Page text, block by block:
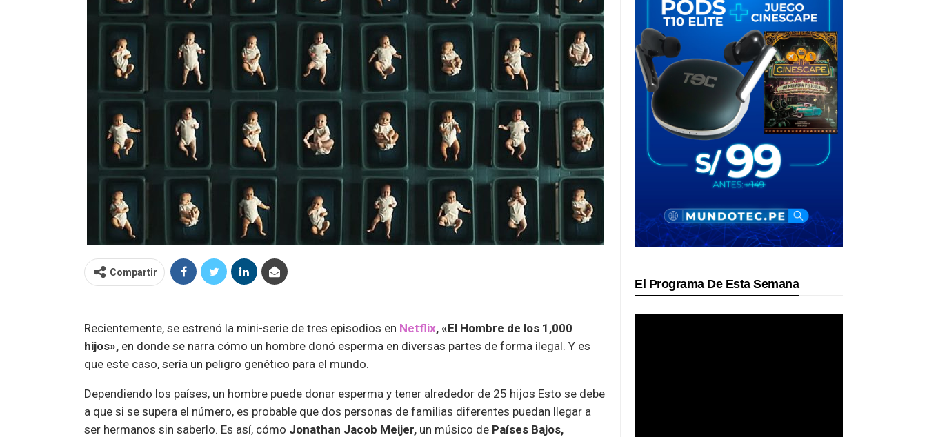
Compartir
Recientemente, se estrenó la mini-serie de tres episodios en Netflix, «El Hombre de los 1,000
hijos», en donde se narra cómo un hombre donó esperma en diversas partes de forma ilegal. Y es
que este caso, sería un peligro genético para el mundo.
Dependiendo los países, un hombre puede donar esperma y tener alrededor de 25 hijos Esto se debe
a que si se supera el número, es probable que dos personas de familias diferentes puedan llegar a
ser hermanos sin saberlo. Es así, cómo Jonathan Jacob Meijer, un músico de Países Bajos,
El Programa De Esta Semana